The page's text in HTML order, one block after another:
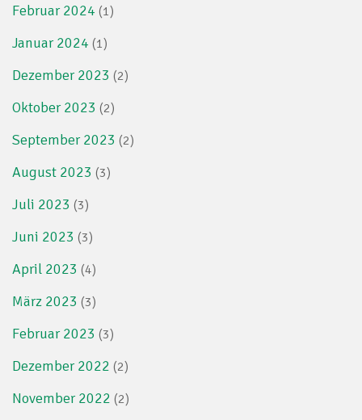
Februar 2024 (1)
Januar 2024 (1)
Dezember 2023 (2)
Oktober 2023 (2)
September 2023 (2)
August 2023 (3)
Juli 2023 (3)
Juni 2023 (3)
April 2023 (4)
März 2023 (3)
Februar 2023 (3)
Dezember 2022 (2)
November 2022 (2)